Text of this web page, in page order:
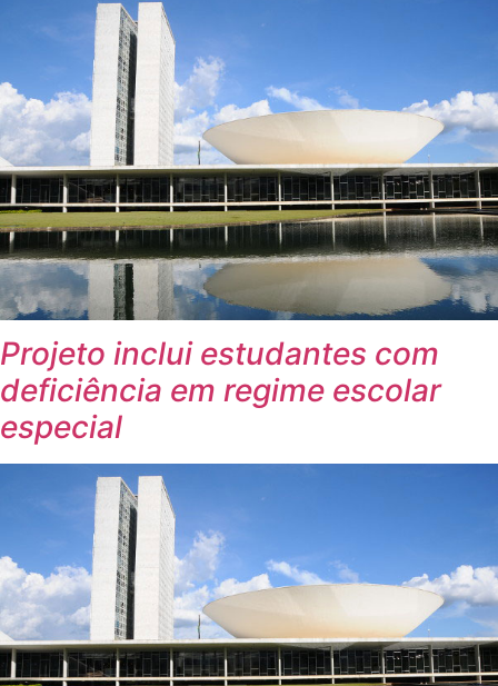
Projeto inclui estudantes com
deficiência em regime escolar
especial